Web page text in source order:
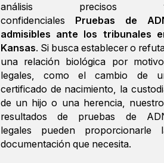
análisis precisos
confidenciales Pruebas de
admisibles ante los tribunales
Kansas. Si busca establecer o
una relación biológica por
legales, como el cambio de
certificado de nacimiento, la
de un hijo o una herencia,
resultados de pruebas de
legales pueden proporcionarle
documentación que necesita.